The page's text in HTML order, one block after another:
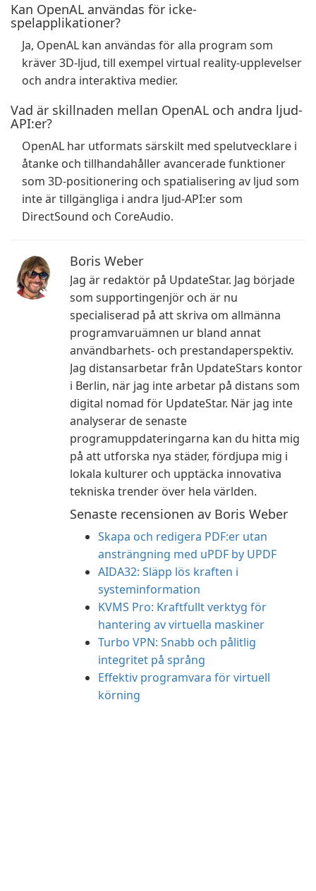
Kan OpenAL användas för icke-
spelapplikationer?
Ja, OpenAL kan användas för alla program som
kräver 3D-ljud, till exempel virtual reality-upplevelser
och andra interaktiva medier.
Vad är skillnaden mellan OpenAL och andra ljud-
API:er?
OpenAL har utformats särskilt med spelutvecklare i
åtanke och tillhandahåller avancerade funktioner
som 3D-positionering och spatialisering av ljud som
inte är tillgängliga i andra ljud-API:er som
DirectSound och CoreAudio.
Boris Weber
Jag är redaktör på UpdateStar. Jag började
som supportingenjör och är nu
specialiserad på att skriva om allmänna
programvaruämnen ur bland annat
användbarhets- och prestandaperspektiv.
Jag distansarbetar från UpdateStars kontor
i Berlin, när jag inte arbetar på distans som
digital nomad för UpdateStar. När jag inte
analyserar de senaste
programuppdateringarna kan du hitta mig
på att utforska nya städer, fördjupa mig i
lokala kulturer och upptäcka innovativa
tekniska trender över hela världen.
Senaste recensionen av Boris Weber
Skapa och redigera PDF:er utan
ansträngning med uPDF by UPDF
AIDA32: Släpp lös kraften i
systeminformation
KVMS Pro: Kraftfullt verktyg för
hantering av virtuella maskiner
Turbo VPN: Snabb och pålitlig
integritet på språng
Effektiv programvara för virtuell
körning